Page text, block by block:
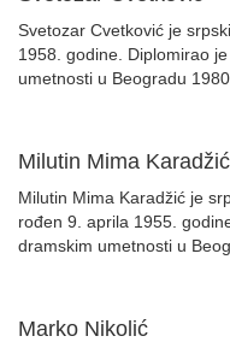
Svetozar Cvetković je
1958. godine. Diplomirao
umetnosti u Beogradu
Milutin Mima Karadžić
Milutin Mima Karadžić je
rođen 9. aprila 1955.
dramskim umetnosti u
Marko Nikolić